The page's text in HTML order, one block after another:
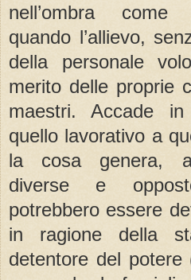
nell’ombra come
quando l’allievo,
della personale
merito delle proprie
maestri. Accade
quello lavorativo a
la cosa genera,
diverse e
potrebbero essere
in ragione della
detentore del potere